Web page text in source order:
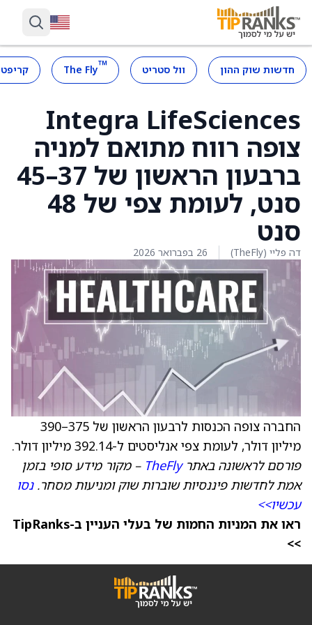
חדשות שוק ההון וול סטריט ™
The Fly
Integra LifeSciences
צופה רווח מתואם למניה
ברבעון הראשון של 37–45
סנט, לעומת צפי של 48
סנט
דה פליי (TheFly) 26 בפברואר 2026
החברה צופה הכנסות לרבעון הראשון של 375–390
מיליון דולר, לעומת צפי אנליסטים ל-392.14 מיליון דולר.
פורסם לראשונה באתרTheFly – מקור מידע סופי בזמן
אמת לחדשות פיננסיות שוברות שוק ומניעות מסחר.נסו
עכשיו>>
ראו את המניות החמות של בעלי העניין ב-TipRanks
>>